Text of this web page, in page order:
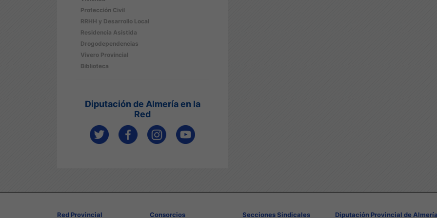
Protección Civil
RRHH y Desarrollo Local
Residencia Asistida
Drogodependencias
Vivero Provincial
Biblioteca
Diputación de Almería en la
Red
Red Provincial Consorcios Secciones Sindicales Diputación Provincial de